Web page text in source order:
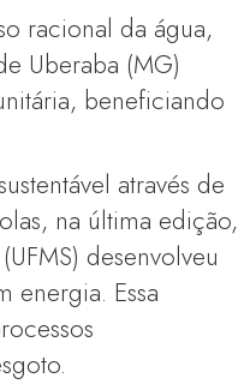
racional da água,
Uberaba (MG)
beneficiando
através de
na última edição,
(UFMS) desenvolveu
energia. Essa